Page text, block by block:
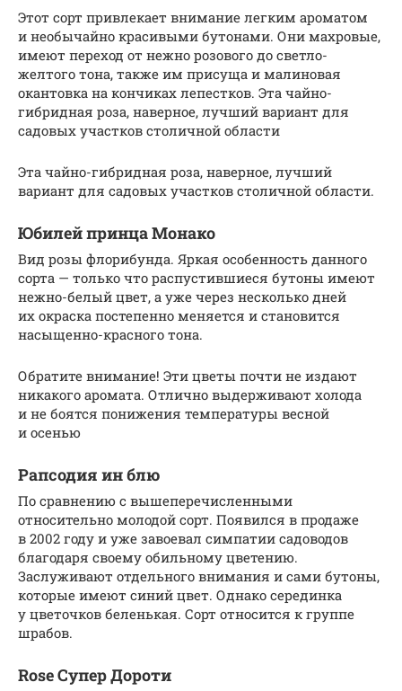
Этот сорт привлекает внимание легким ароматом
и необычайно красивыми бутонами. Они махровые,
имеют переход от нежно розового до светло-
желтого тона, также им присуща и малиновая
окантовка на кончиках лепестков. Эта чайно-
гибридная роза, наверное, лучший вариант для
садовых участков столичной области
Эта чайно-гибридная роза, наверное, лучший
вариант для садовых участков столичной области.
Юбилей принца Монако
Вид розы флорибунда. Яркая особенность данного
сорта — только что распустившиеся бутоны имеют
нежно-белый цвет, а уже через несколько дней
их окраска постепенно меняется и становится
насыщенно-красного тона.
Обратите внимание! Эти цветы почти не издают
никакого аромата. Отлично выдерживают холода
и не боятся понижения температуры весной
и осенью
Рапсодия ин блю
По сравнению с вышеперечисленными
относительно молодой сорт. Появился в продаже
в 2002 году и уже завоевал симпатии садоводов
благодаря своему обильному цветению.
Заслуживают отдельного внимания и сами бутоны,
которые имеют синий цвет. Однако серединка
у цветочков беленькая. Сорт относится к группе
шрабов.
Rose Супер Дороти